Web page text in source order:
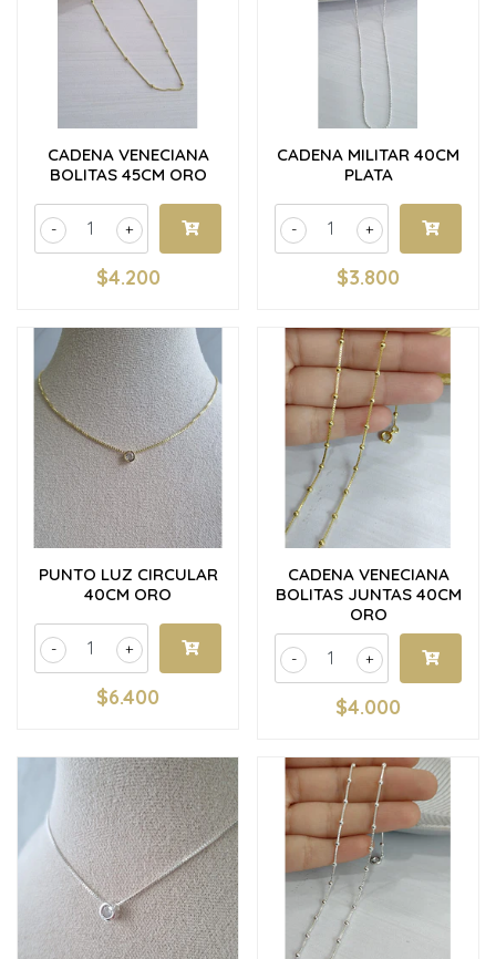
CADENA VENECIANA
BOLITAS 45CM ORO
+
-
$4.200
CADENA MILITAR 40CM
PLATA
+
-
$3.800
PUNTO LUZ CIRCULAR
40CM ORO
+
-
$6.400
CADENA VENECIANA
BOLITAS JUNTAS 40CM
ORO
+
-
$4.000